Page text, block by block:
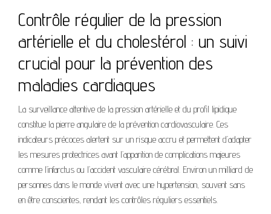
Contrôle régulier de la pression
artérielle et du cholestérol : un suivi
crucial pour la prévention des
maladies cardiaques
La surveillance attentive de la pression artérielle et du profil lipidique
constitue la pierre angulaire de la prévention cardiovasculaire. Ces
indicateurs précoces alertent sur un risque accru et permettent d’adapter
les mesures protectrices avant l’apparition de complications majeures
comme l’infarctus ou l’accident vasculaire cérébral. Environ un milliard de
personnes dans le monde vivent avec une hypertension, souvent sans
en être conscientes, rendant les contrôles réguliers essentiels.